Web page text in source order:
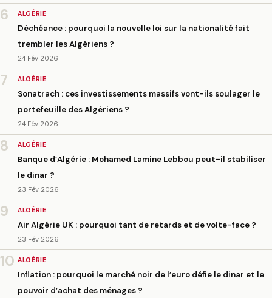
6 ALGÉRIE
Déchéance : pourquoi la nouvelle loi sur la nationalité fait
trembler les Algériens ?
24 Fév 2026
7 ALGÉRIE
Sonatrach : ces investissements massifs vont-ils soulager le
portefeuille des Algériens ?
24 Fév 2026
8 ALGÉRIE
Banque d’Algérie : Mohamed Lamine Lebbou peut-il stabiliser
le dinar ?
23 Fév 2026
9 ALGÉRIE
Air Algérie UK : pourquoi tant de retards et de volte-face ?
23 Fév 2026
10 ALGÉRIE
Inflation : pourquoi le marché noir de l’euro défie le dinar et le
pouvoir d’achat des ménages ?